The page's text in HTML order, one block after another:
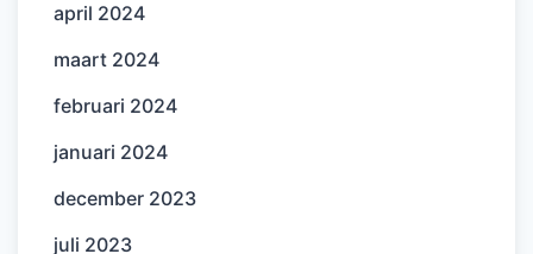
april 2024
maart 2024
februari 2024
januari 2024
december 2023
juli 2023